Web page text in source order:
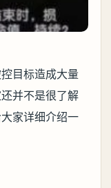
目标造成大量
并不是很了解
家详细介绍一